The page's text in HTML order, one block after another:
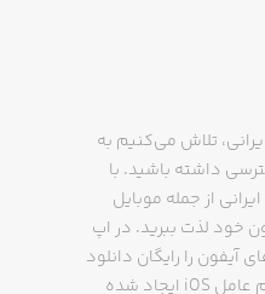
تلاش می‌کنیم به
داشته باشید. با
از جمله موبایل
خود لذت ببرید. در اپ
آیفون را رایگان دانلود
کنید و از مشکلاتی که برای کاربران ایرانی سیستم عامل iOS ایجاد شده